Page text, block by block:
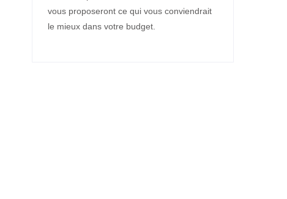
vous proposeront ce qui vous conviendrait
le mieux dans votre budget.